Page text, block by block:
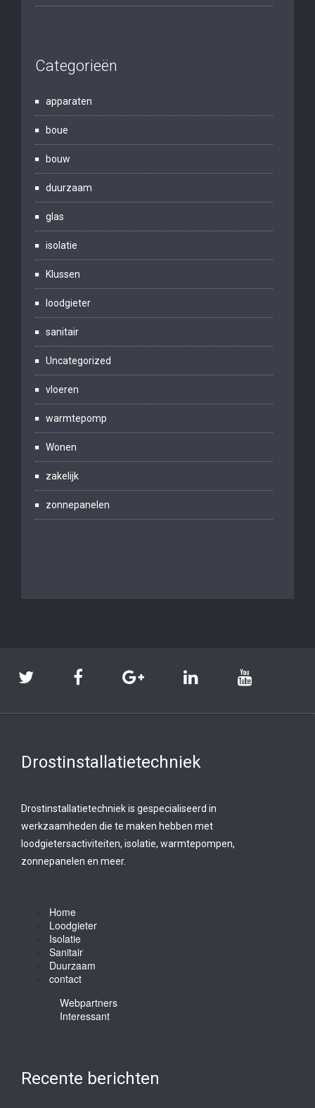
Categorieën
apparaten
boue
bouw
duurzaam
glas
isolatie
Klussen
loodgieter
sanitair
Uncategorized
vloeren
warmtepomp
Wonen
zakelijk
zonnepanelen
Drostinstallatietechniek
Drostinstallatietechniek is gespecialiseerd in
werkzaamheden die te maken hebben met
loodgietersactiviteiten, isolatie, warmtepompen,
zonnepanelen en meer.
Home
Loodgieter
Isolatie
Sanitair
Duurzaam
contact
Webpartners
Interessant
Recente berichten